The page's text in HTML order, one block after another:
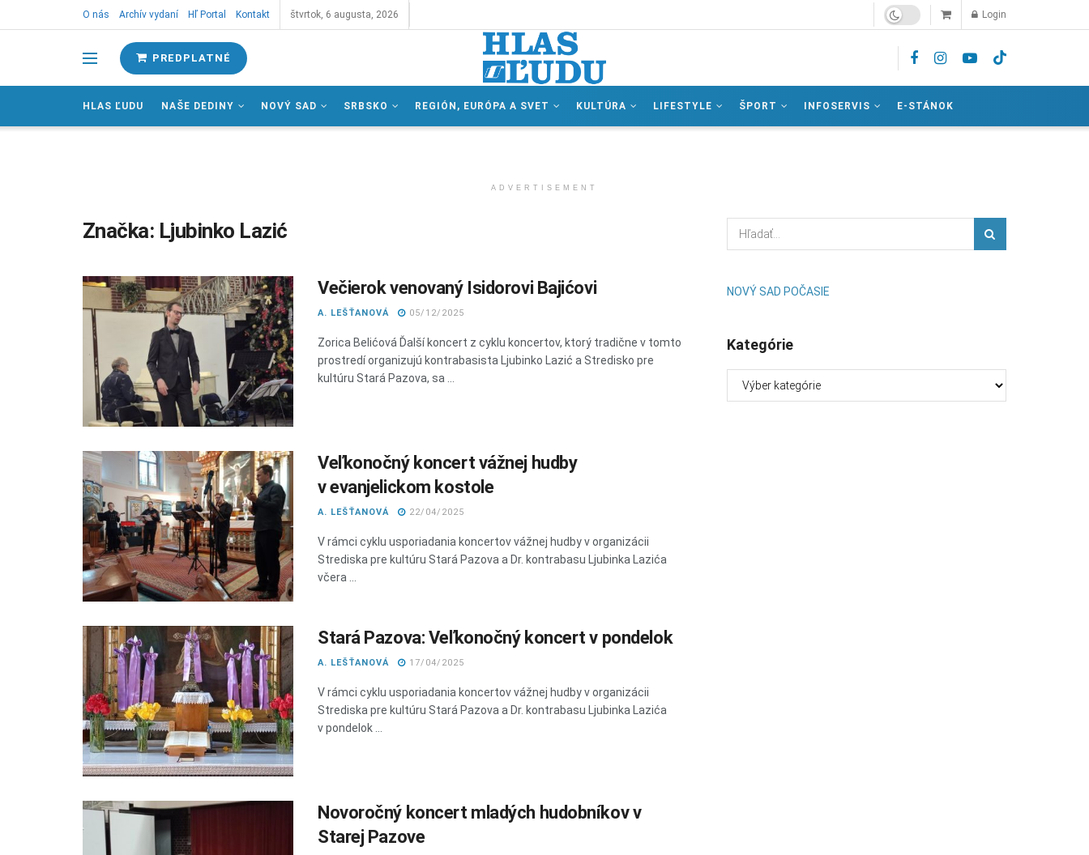
O nás Archív vydaní Hľ Portal Kontakt štvrtok, 6 augusta, 2026 Login
PREDPLATNÉ
HLAS ĽUDU NAŠE DEDINY NOVÝ SAD SRBSKO REGIÓN, EURÓPA A SVET KULTÚRA LIFESTYLE ŠPORT INFOSERVIS E-STÁNOK
ADVERTISEMENT
Značka: Ljubinko Lazić
Večierok venovaný Isidorovi Bajićovi
A. LEŠŤANOVÁ 05/12/2025
Zorica Belićová Ďalší koncert z cyklu koncertov, ktorý tradične v tomto
prostredí organizujú kontrabasista Ljubinko Lazić a Stredisko pre
kultúru Stará Pazova, sa ...
Veľkonočný koncert vážnej hudby
v evanjelickom kostole
A. LEŠŤANOVÁ 22/04/2025
V rámci cyklu usporiadania koncertov vážnej hudby v organizácii
Strediska pre kultúru Stará Pazova a Dr. kontrabasu Ljubinka Lazića
včera ...
Stará Pazova: Veľkonočný koncert v pondelok
A. LEŠŤANOVÁ 17/04/2025
V rámci cyklu usporiadania koncertov vážnej hudby v organizácii
Strediska pre kultúru Stará Pazova a Dr. kontrabasu Ljubinka Lazića
v pondelok ...
Novoročný koncert mladých hudobníkov v
Starej Pazove
NOVÝ SAD POČASIE
Kategórie